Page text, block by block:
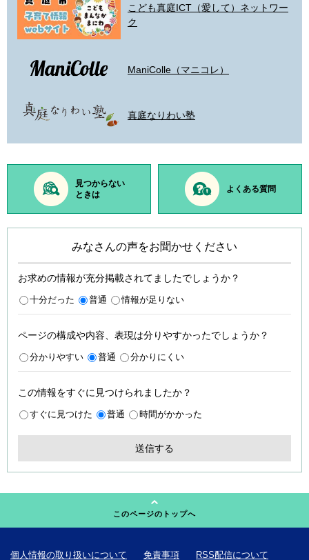
こども真庭ICT（愛して）ネットワー
ク
ManiColle（マニコレ）
真庭なりわい塾
見つからない
ときは
よくある質問
みなさんの声をお聞かせください
お求めの情報が充分掲載されてましたでしょうか？
十分だった 普通 情報が足りない
ページの構成や内容、表現は分りやすかったでしょうか？
分かりやすい 普通 分かりにくい
この情報をすぐに見つけられましたか？
すぐに見つけた 普通 時間がかかった
このページのトップへ
個人情報の取り扱いについて 免責事項 RSS配信について